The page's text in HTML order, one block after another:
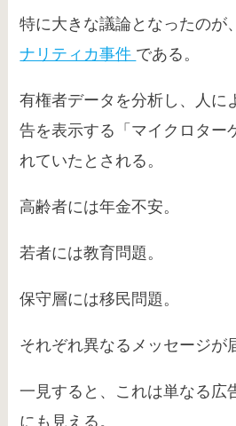
特に大きな議論となったのが
ナリティカ事件 である。
有権者データを分析し、人に
告を表示する「マイクロター
れていたとされる。
高齢者には年金不安。
若者には教育問題。
保守層には移民問題。
それぞれ異なるメッセージが
一見すると、これは単なる広
にも見える。